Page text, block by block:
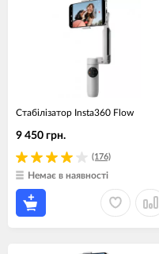
Стабілізатор Insta360 Flow
(176)
9 450 грн.
Немає в наявності